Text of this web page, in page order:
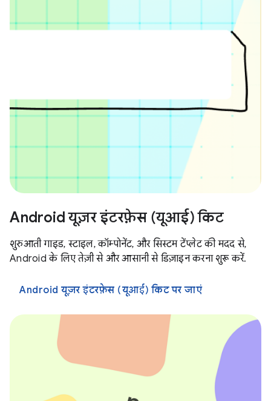
Android यूज़र इंटरफ़ेस (यूआई) किट
शुरुआती गाइड, स्टाइल, कॉम्पोनेंट, और सिस्टम टेंप्लेट की मदद से,
Android के लिए तेज़ी से और आसानी से डिज़ाइन करना शुरू करें.
Android यूज़र इंटरफ़ेस (यूआई) किट पर जाएं